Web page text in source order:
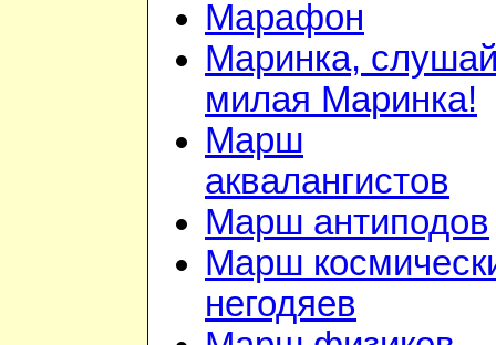
Марафон
Маринка,
милая Маринка!
Марш
аквалангистов
Марш антиподов
Марш
негодяев